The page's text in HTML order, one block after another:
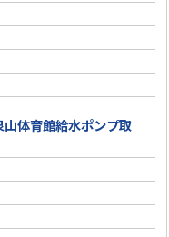
体育館給水ポンプ取